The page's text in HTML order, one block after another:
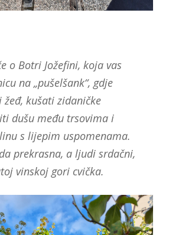
o Botri Jožefini, koja vas
na „pušelšank“, gdje
kušati zidaničke
dušu među trsovima i
s lijepim uspomenama.
prekrasna, a ljudi srdačni,
vinskoj gori cvička.